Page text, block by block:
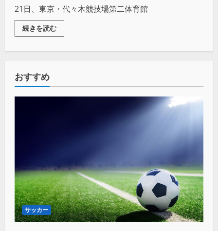
21日、東京・代々木競技場第二体育館
続きを読む
おすすめ
サッカー